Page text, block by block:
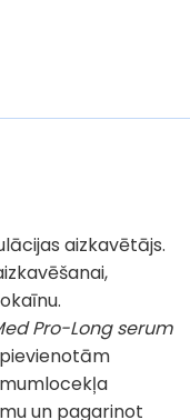
aizkavētājs.
Pro-Long serum
un pagarinot